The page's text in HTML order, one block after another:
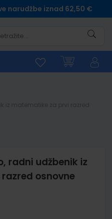
narudžbe iznad 62,50 €
radni udžbenik iz
osnovne